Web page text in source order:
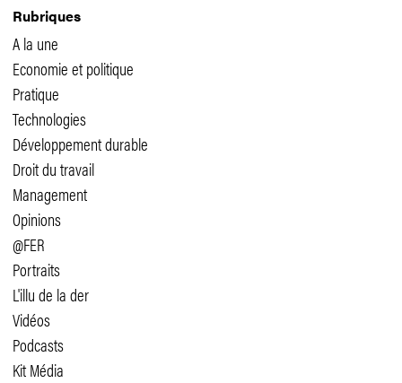
Rubriques
A la une
Economie et politique
Pratique
Technologies
Développement durable
Droit du travail
Management
Opinions
@FER
Portraits
L'illu de la der
Vidéos
Podcasts
Kit Média